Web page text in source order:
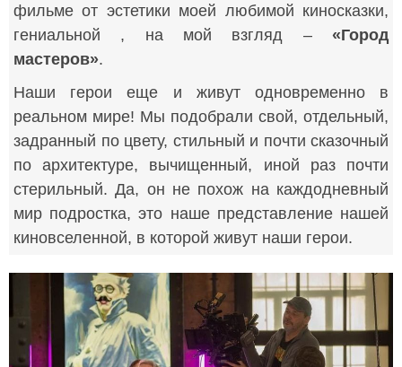
фильме от эстетики моей любимой киносказки,
гениальной , на мой взгляд – «Город
мастеров».
Наши герои еще и живут одновременно в
реальном мире! Мы подобрали свой, отдельный,
задранный по цвету, стильный и почти сказочный
по архитектуре, вычищенный, иной раз почти
стерильный. Да, он не похож на каждодневный
мир подростка, это наше представление нашей
киновселенной, в которой живут наши герои.